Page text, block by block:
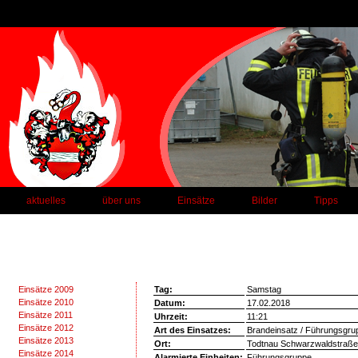
aktuelles über uns Einsätze Bilder Tipps
Einsätze 2009
Einsätze 2010
Einsätze 2011
Einsätze 2012
Einsätze 2013
Einsätze 2014
Tag:
Samstag
Datum:
17.02.2018
Uhrzeit:
11:21
Art des Einsatzes:
Brandeinsatz /
Ort:
Todtnau